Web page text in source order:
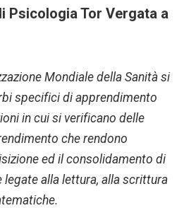
Psicologia Tor Vergata a
Mondiale della Sanità si
specifici di apprendimento
in cui si verificano delle
che rendono
ed il consolidamento di
alla lettura, alla scrittura